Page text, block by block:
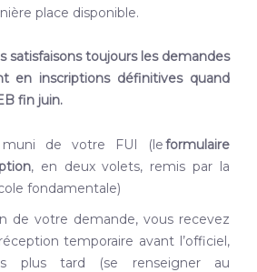
place disponible.
satisfaisons toujours les demandes
en inscriptions définitives quand
fin juin.
muni de votre FUI (leformulaire
, en deux volets, remis par la
fondamentale)
de votre demande, vous recevez
temporaire avant l’officiel,
plus tard (se renseigner au